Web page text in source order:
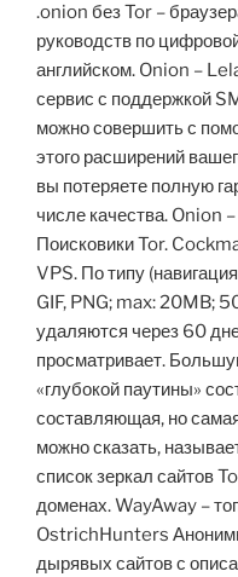
.onion без Tor –
руководств по
английском. Onion –
сервис с поддержкой
можно совершить с
этого расширений
вы потеряете полную
числе качества. Onion
Поисковики Tor.
VPS. По типу
GIF, PNG; max: 20MB;
удаляются через 60
просматривает.
«глубокой паутины»
составляющая, но
можно сказать,
список зеркал сайтов
доменах. WayAway –
OstrichHunters
дырявых сайтов с